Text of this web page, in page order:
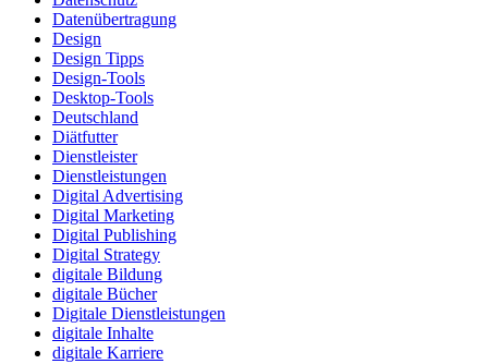
Datenübertragung
Design
Design Tipps
Design-Tools
Desktop-Tools
Deutschland
Diätfutter
Dienstleister
Dienstleistungen
Digital Advertising
Digital Marketing
Digital Publishing
Digital Strategy
digitale Bildung
digitale Bücher
Digitale Dienstleistungen
digitale Inhalte
digitale Karriere